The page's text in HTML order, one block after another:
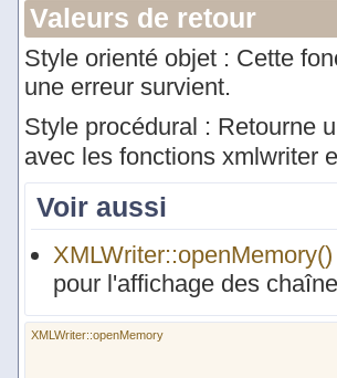
Valeurs de retour
Style orienté objet : Cette
une erreur survient.
Style procédural : Retourne
avec les fonctions xmlwriter
Voir aussi
XMLWriter::openMemory()
pour l'affichage des
XMLWriter::openMemory